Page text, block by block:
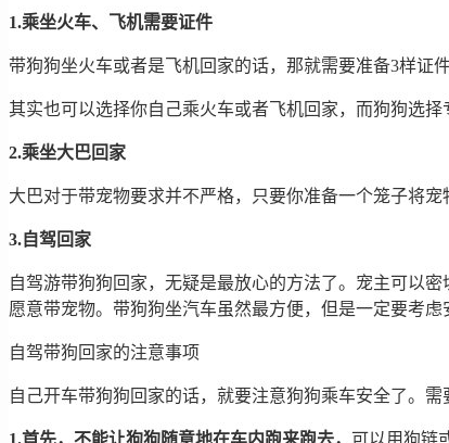
1.乘坐火车、飞机需要证件
带狗狗坐火车或者是飞机回家的话，那就需要准备3样证
其实也可以选择你自己乘火车或者飞机回家，而狗狗选
2.乘坐大巴回家
大巴对于带宠物要求并不严格，只要你准备一个笼子将
3.自驾回家
自驾游带狗狗回家，无疑是最放心的方法了。宠主可以
愿意带宠物。带狗狗坐汽车虽然最方便，但是一定要考虑
自驾带狗回家的注意事项
自己开车带狗狗回家的话，就要注意狗狗乘车安全了。
1.首先，不能让狗狗随意地在车内跑来跑去， 可以用狗链